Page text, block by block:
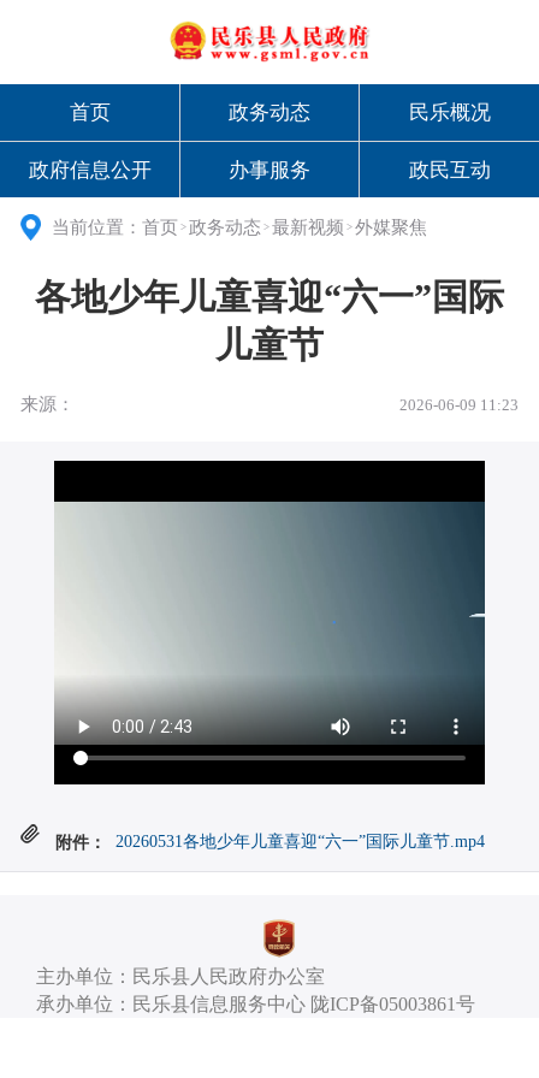
首页 政务动态 民乐概况
政府信息公开 办事服务 政民互动
当前位置：首页 > 政务动态 >最新视频 >外媒聚焦
各地少年儿童喜迎“六一”国际
儿童节
来源： 2026-06-09 11:23
附件： 20260531各地少年儿童喜迎“六一”国际儿童节.mp4
主办单位：民乐县人民政府办公室
承办单位：民乐县信息服务中心 陇ICP备05003861号